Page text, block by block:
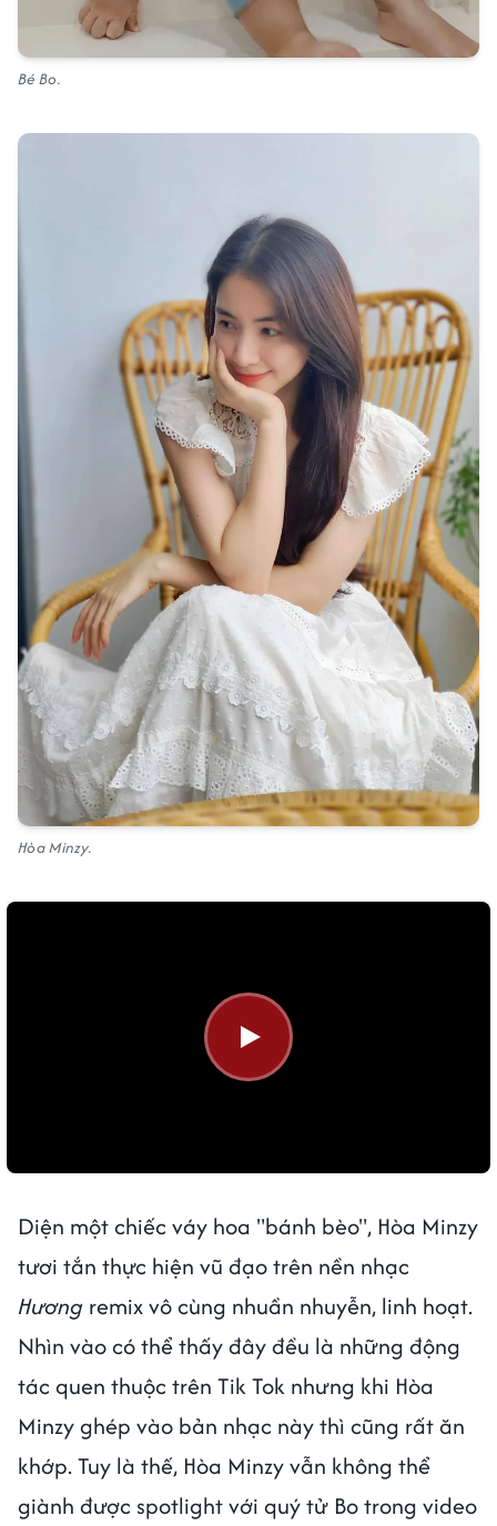
Bé Bo.
Hòa Minzy.
Diện một chiếc váy hoa "bánh bèo", Hòa Minzy
tươi tắn thực hiện vũ đạo trên nền nhạc
Hương remix vô cùng nhuần nhuyễn, linh hoạt.
Nhìn vào có thể thấy đây đều là những động
tác quen thuộc trên Tik Tok nhưng khi Hòa
Minzy ghép vào bản nhạc này thì cũng rất ăn
khớp. Tuy là thế, Hòa Minzy vẫn không thể
giành được spotlight với quý tử Bo trong video